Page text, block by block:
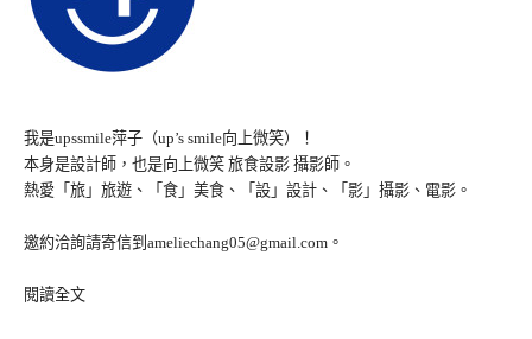
我是upssmile萍子（up’s smile向上微笑）！
本身是設計師，也是向上微笑 旅食設影 攝影師。
熱愛「旅」旅遊、「食」美食、「設」設計、「影」攝影、電影。
邀約洽詢請寄信到ameliechang05@gmail.com。
閱讀全文